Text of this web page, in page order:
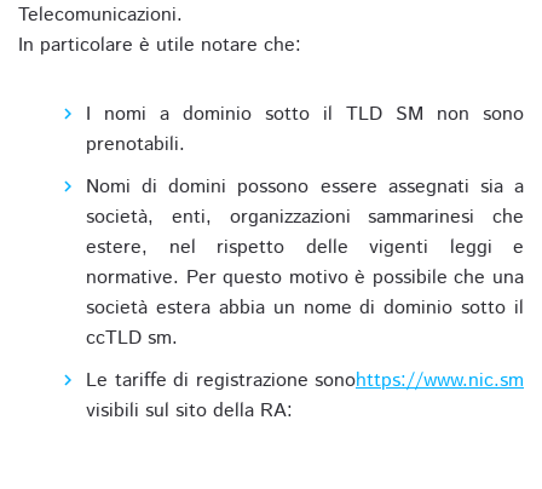
Telecomunicazioni.
In particolare è utile notare che:
I nomi a dominio sotto il TLD SM non sono
prenotabili.
Nomi di domini possono essere assegnati sia a
società, enti, organizzazioni sammarinesi che
estere, nel rispetto delle vigenti leggi e
normative. Per questo motivo è possibile che una
società estera abbia un nome di dominio sotto il
ccTLD sm.
Le tariffe di registrazione sono
visibili sul sito della RA:
https://www.nic.sm